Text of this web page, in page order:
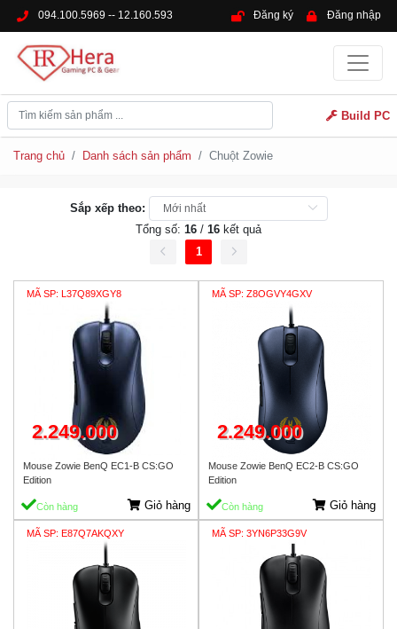
094.100.5969 -- 12.160.593 Đăng ký Đăng nhập
Build PC
Trang chủ Danh sách sản phẩm Chuột Zowie
Sắp xếp theo:
Tổng số: 16 / 16 kết quả
1
MÃ SP: L37Q89XGY8
2.249.000
Mouse Zowie BenQ EC1-B CS:GO
Edition
Còn hàng Giỏ hàng
MÃ SP: Z8OGVY4GXV
2.249.000
Mouse Zowie BenQ EC2-B CS:GO
Edition
Còn hàng Giỏ hàng
MÃ SP: E87Q7AKQXY MÃ SP: 3YN6P33G9V